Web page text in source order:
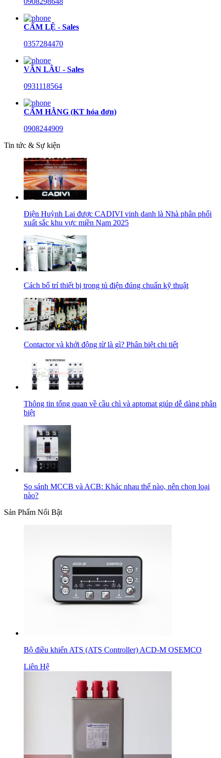
CẨM LỆ - Sales
0357284470
VĂN LÂU - Sales
0931118564
CẨM HẰNG (KT hóa đơn)
0908244909
Tin tức & Sự kiện
Điện Huỳnh Lai được CADIVI vinh danh là Nhà phân phối
xuất sắc khu vực miền Nam 2025
Cách bố trí thiết bị trong tủ điện đúng chuẩn kỹ thuật
Contactor và khởi động từ là gì? Phân biệt chi tiết
Thông tin tổng quan về cầu chì và aptomat giúp dễ dàng phân
biệt
So sánh MCCB và ACB: Khác nhau thế nào, nên chọn loại
nào?
Sản Phẩm Nổi Bật
Bộ điều khiển ATS (ATS Controller) ACD-M OSEMCO
Liên Hệ